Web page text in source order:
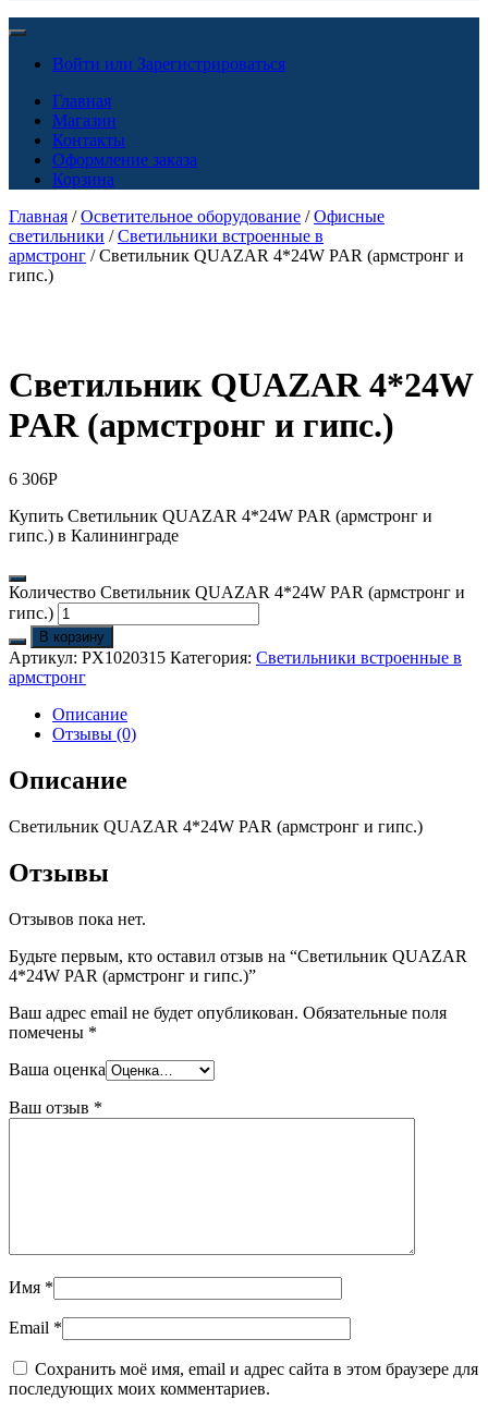
Войти или Зарегистрироваться
Главная
Магазин
Контакты
Оформление заказа
Корзина
Главная /Осветительное оборудование /Офисные
светильники /Светильники встроенные в
армстронг / Светильник QUAZAR 4*24W PAR (армстронг и
гипс.)
Светильник QUAZAR 4*24W
PAR (армстронг и гипс.)
6 306Р
Купить Светильник QUAZAR 4*24W PAR (армстронг и
гипс.) в Калининграде
Количество Светильник QUAZAR 4*24W PAR (армстронг и
гипс.)
В корзину
Артикул: PX1020315 Категория: Светильники встроенные в
армстронг
Описание
Отзывы (0)
Описание
Светильник QUAZAR 4*24W PAR (армстронг и гипс.)
Отзывы
Отзывов пока нет.
Будьте первым, кто оставил отзыв на “Светильник QUAZAR
4*24W PAR (армстронг и гипс.)”
Ваш адрес email не будет опубликован. Обязательные поля
помечены *
Ваша оценка
Ваш отзыв *
Имя *
Email *
Сохранить моё имя, email и адрес сайта в этом браузере для
последующих моих комментариев.